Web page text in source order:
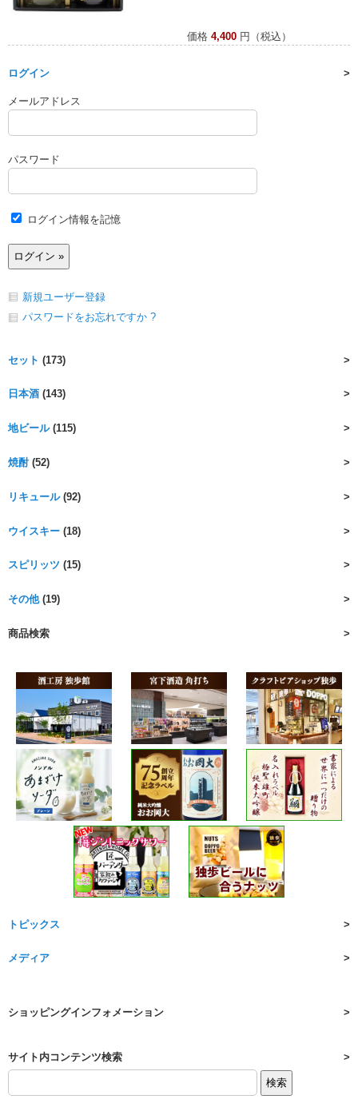
価格 4,400円（税込）
ログイン
メールアドレス
パスワード
ログイン情報を記憶
新規ユーザー登録
パスワードをお忘れですか ?
セット (173)
日本酒 (143)
地ビール(115)
焼酎(52)
リキュール(92)
ウイスキー (18)
スピリッツ (15)
その他(19)
商品検索
トピックス
メディア
ショッピングインフォメーション
サイト内コンテンツ検索